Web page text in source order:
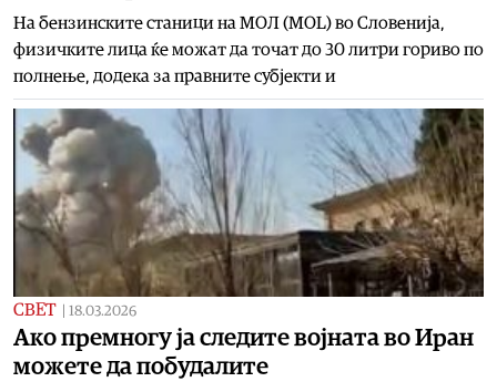
На бензинските станици на МОЛ (MOL) во Словенија,
физичките лица ќе можат да точат до 30 литри гориво по
полнење, додека за правните субјекти и
СВЕТ 18.03.2026
Ако премногу ја следите војната во Иран
можете да побудалите